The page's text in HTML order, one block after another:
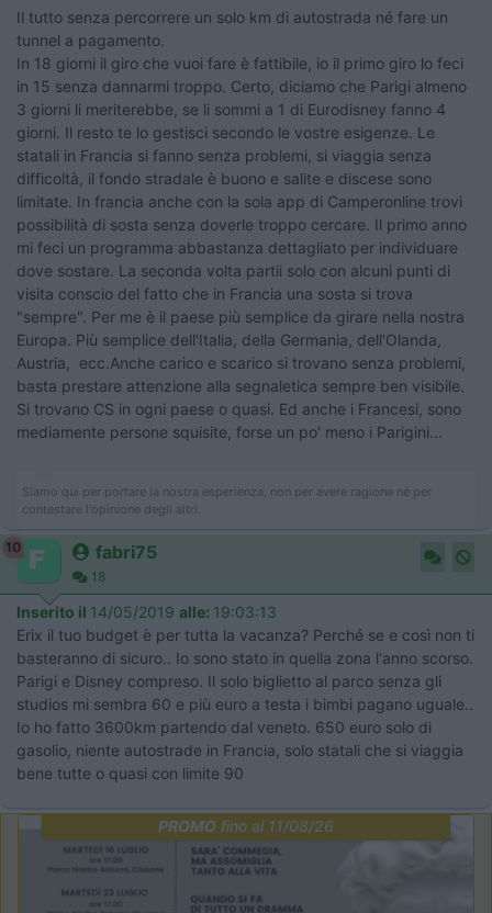
Il tutto senza percorrere un solo km di autostrada né fare un
tunnel a pagamento.
In 18 giorni il giro che vuoi fare è fattibile, io il primo giro lo feci
in 15 senza dannarmi troppo. Certo, diciamo che Parigi almeno
3 giorni li meriterebbe, se li sommi a 1 di Eurodisney fanno 4
giorni. Il resto te lo gestisci secondo le vostre esigenze. Le
statali in Francia si fanno senza problemi, si viaggia senza
difficoltà, il fondo stradale è buono e salite e discese sono
limitate. In francia anche con la sola app di Camperonline trovi
possibilità di sosta senza doverle troppo cercare. Il primo anno
mi feci un programma abbastanza dettagliato per individuare
dove sostare. La seconda volta partii solo con alcuni punti di
visita conscio del fatto che in Francia una sosta si trova
"sempre". Per me è il paese più semplice da girare nella nostra
Europa. Più semplice dell'Italia, della Germania, dell'Olanda,
Austria, ecc.Anche carico e scarico si trovano senza problemi,
basta prestare attenzione alla segnaletica sempre ben visibile.
Si trovano CS in ogni paese o quasi. Ed anche i Francesi, sono
mediamente persone squisite, forse un po' meno i Parigini...
Siamo qui per portare la nostra esperienza, non per avere ragione né per
contestare l'opinione degli altri.
10 fabri75
18
Inserito il 14/05/2019 alle: 19:03:13
Erix il tuo budget è per tutta la vacanza? Perché se e così non ti
basteranno di sicuro.. Io sono stato in quella zona l'anno scorso.
Parigi e Disney compreso. Il solo biglietto al parco senza gli
studios mi sembra 60 e più euro a testa i bimbi pagano uguale..
Io ho fatto 3600km partendo dal veneto. 650 euro solo di
gasolio, niente autostrade in Francia, solo statali che si viaggia
bene tutte o quasi con limite 90
PROMOfino al 11/08/26